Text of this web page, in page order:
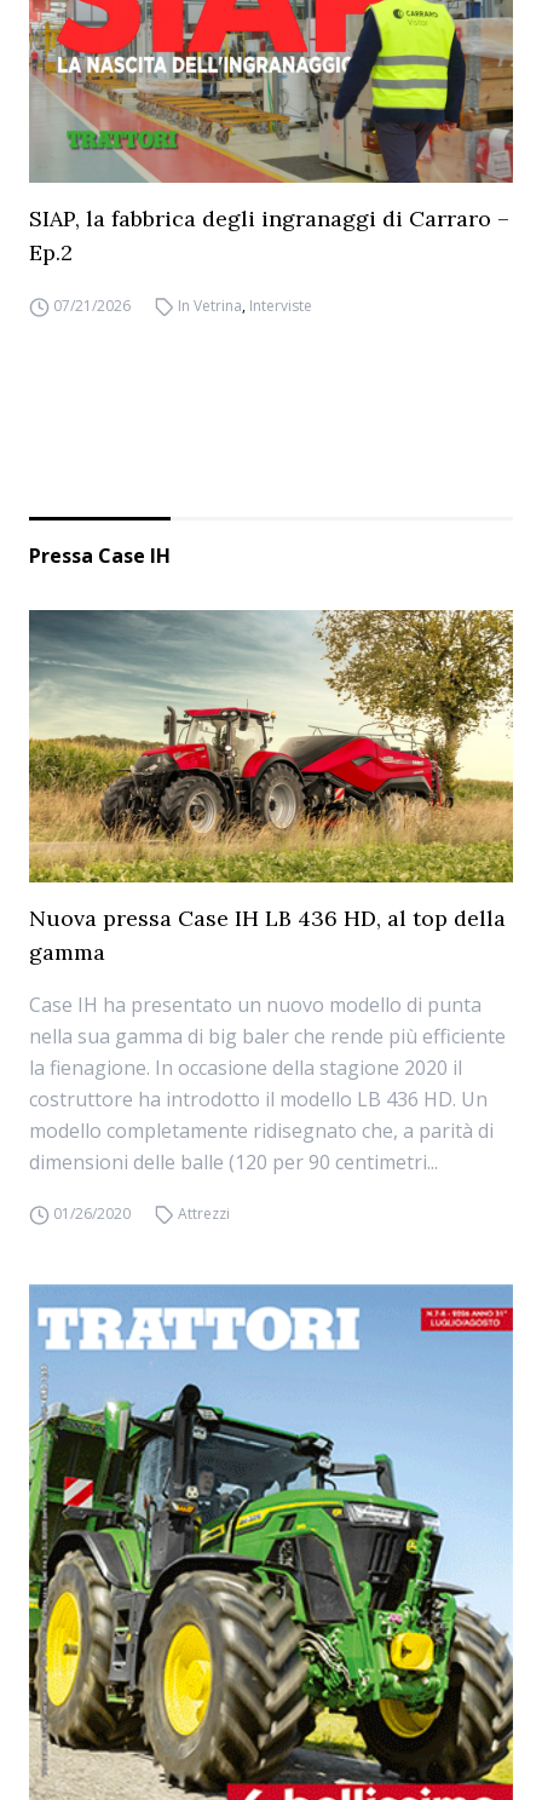
SIAP, la fabbrica degli ingranaggi di Carraro –
Ep.2
07/21/2026 In Vetrina, Interviste
Pressa Case IH
Nuova pressa Case IH LB 436 HD, al top della
gamma
Case IH ha presentato un nuovo modello di punta
nella sua gamma di big baler che rende più efficiente
la fienagione. In occasione della stagione 2020 il
costruttore ha introdotto il modello LB 436 HD. Un
modello completamente ridisegnato che, a parità di
dimensioni delle balle (120 per 90 centimetri...
01/26/2020 Attrezzi